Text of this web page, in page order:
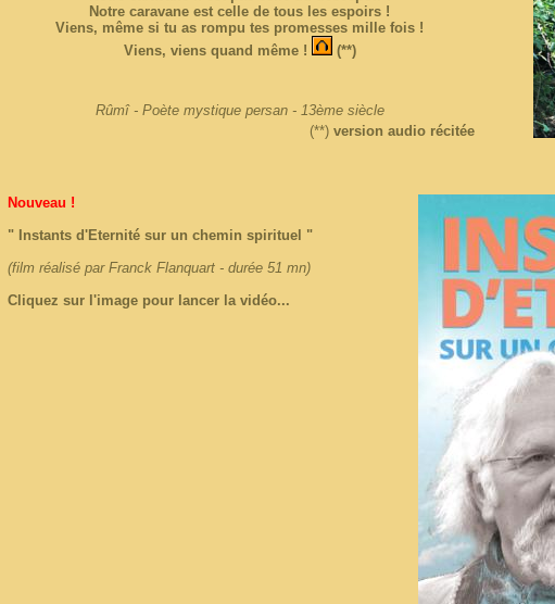
Notre caravane est celle de tous les espoirs !
Viens, même si tu as rompu tes promesses mille fois !
Viens, viens quand même !
(**)
Rûmî - Poète mystique persan - 13ème siècle
(**) version audio récitée
Nouveau !
" Instants d'Eternité sur un chemin spirituel "
(film réalisé par Franck Flanquart - durée 51 mn)
Cliquez sur l'image pour lancer la vidéo...